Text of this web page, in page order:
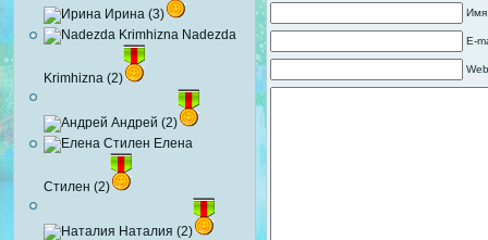
Ирина (3)
Nadezda
Krimhizna (2)
Андрей (2)
Елена
Стилен (2)
Наталия (2)
Имя
E-